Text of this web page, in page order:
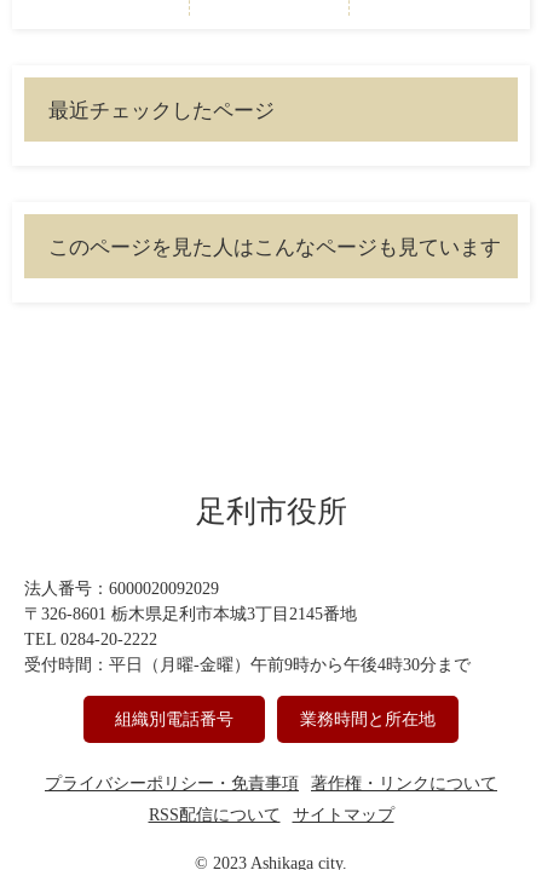
最近チェックしたページ
このページを見た人はこんなページも見ています
足利市役所
法人番号：6000020092029
〒326-8601 栃木県足利市本城3丁目2145番地
TEL 0284-20-2222
受付時間：平日（月曜-金曜）午前9時から午後4時30分まで
組織別電話番号 業務時間と所在地
プライバシーポリシー・免責事項
著作権・リンクについて
RSS配信について
サイトマップ
© 2023 Ashikaga city.